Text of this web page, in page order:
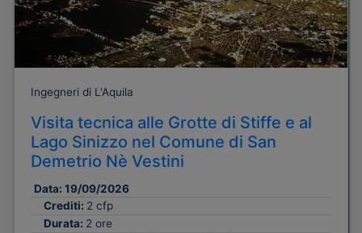
Ingegneri di L'Aquila
Visita tecnica alle Grotte di Stiffe e al
Lago Sinizzo nel Comune di San
Demetrio Nè Vestini
Data: 19/09/2026
Crediti: 2 cfp
Durata: 2 ore